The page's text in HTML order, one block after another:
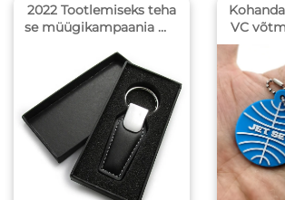
2022 Tootlemiseks teha
se müügikampaania me
otörgid nahast autolog
o kohandatud nöörkäru
kingituskastiga
VC
ud
rõngad